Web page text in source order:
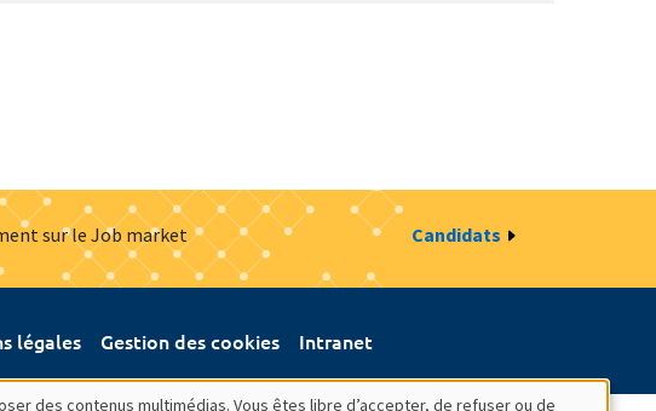
sur le Job market Candidats
légales Gestion des cookies Intranet
des contenus multimédias. Vous êtes libre d’accepter, de refuser ou de